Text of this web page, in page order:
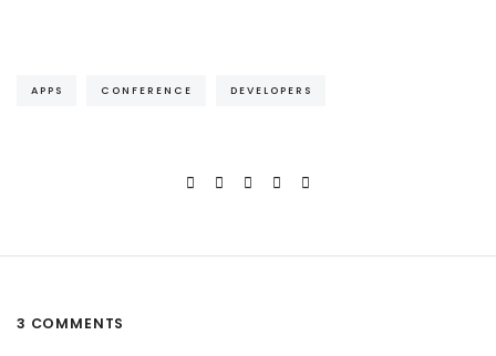
APPS CONFERENCE DEVELOPERS
3 COMMENTS